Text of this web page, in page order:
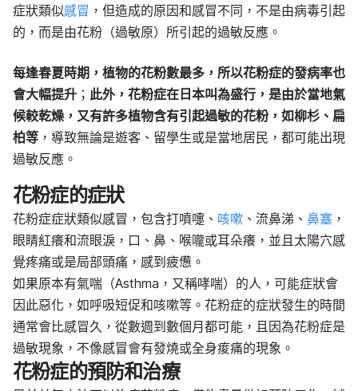
症狀類似感冒 ，但造成的原因和感冒不同，不是由病毒引起
的，而是由花粉（過敏原）所引起的過敏反應。
每逢春夏時期，植物的花粉數最多，所以花粉症的發病率也
會大幅提升 ； 此外，花粉症在日本叫為盛行，是由於當地氣
候較乾燥，又有許多植物含有引起過敏的花粉，如柳杉、扁
柏等 ，導致無論是遊客、留學生或是當地居民，都可能出現
過敏反應。
花粉症的症狀
花粉症症狀類似感冒，包含打噴嚏、 咳嗽 、流鼻涕、 鼻塞 ，
眼睛紅癢和流眼淚，口、鼻、喉嚨或耳朵癢，並且太陽穴感
覺疼痛或是局部頭痛，感到疲憊。
如果原本有氣喘（Asthma，又稱哮喘）的人，可能症狀會
因此惡化，如呼吸短促和咳嗽等。花粉症的症狀發生的時間
通常會比感冒久，從數週到數個月都可能，且因為花粉症是
過敏現象，不像感冒會有發燒或全身痠痛的現象。
花粉症的預防和治療